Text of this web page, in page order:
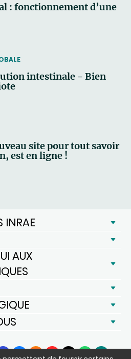
: fonctionnement d’une
intestinale - Bien
site pour tout savoir
est en ligne !
INRAE
AUX